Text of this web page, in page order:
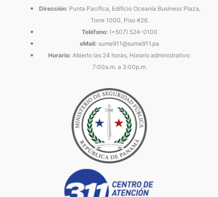
Dirección: Punta Pacífica, Edificio Oceanía Business Plaza,
Torre 1000, Piso #26.
Teléfono: (+507) 524-0100
eMail: sume911@sume911.pa
Horario: Abierto las 24 horas, Horario administrativo:
7:00a.m. a 3:00p.m.